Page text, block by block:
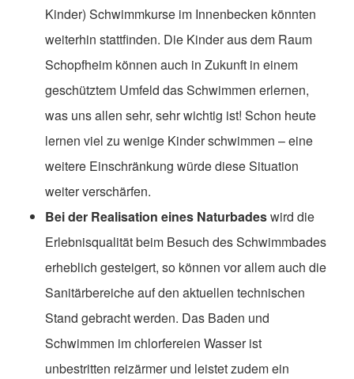
Kinder) Schwimmkurse im Innenbecken könnten
weiterhin stattfinden. Die Kinder aus dem Raum
Schopfheim können auch in Zukunft in einem
geschütztem Umfeld das Schwimmen erlernen,
was uns allen sehr, sehr wichtig ist! Schon heute
lernen viel zu wenige Kinder schwimmen – eine
weitere Einschränkung würde diese Situation
weiter verschärfen.
Bei der Realisation eines Naturbadeswird die
Erlebnisqualität beim Besuch des Schwimmbades
erheblich gesteigert, so können vor allem auch die
Sanitärbereiche auf den aktuellen technischen
Stand gebracht werden. Das Baden und
Schwimmen im chlorfereien Wasser ist
unbestritten reizärmer und leistet zudem ein